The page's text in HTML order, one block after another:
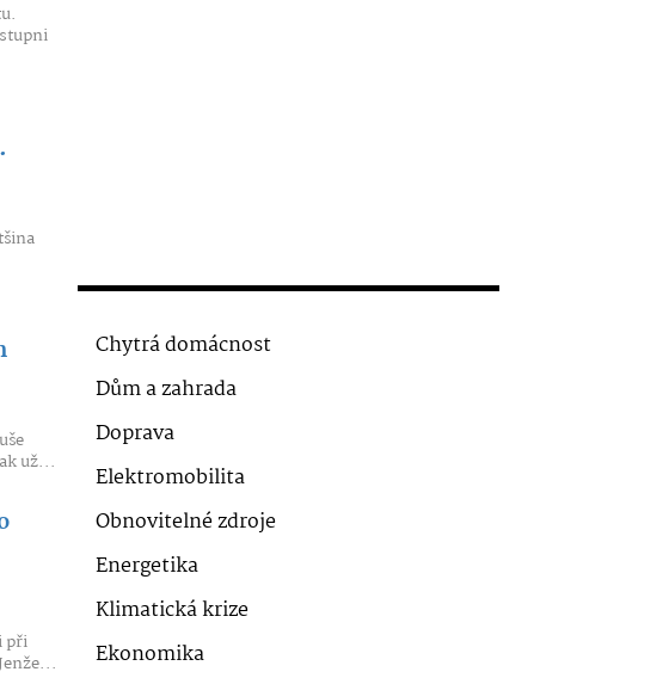
už...
při
Chytrá domácnost
Dům a zahrada
Doprava
Elektromobilita
Obnovitelné zdroje
Energetika
Klimatická krize
Ekonomika